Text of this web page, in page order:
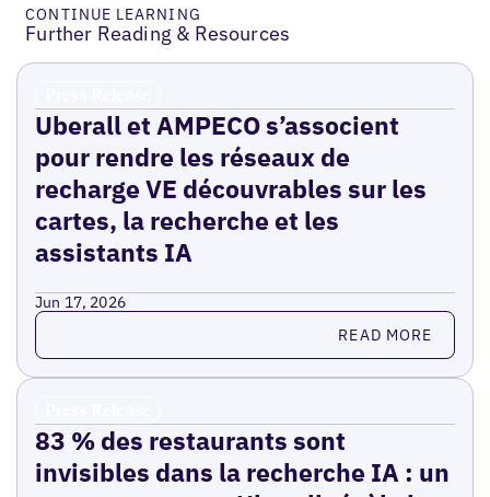
CONTINUE LEARNING
Further Reading & Resources
Uberall et AMPECO s’associent
pour rendre les réseaux de
recharge VE découvrables sur les
cartes, la recherche et les
assistants IA
Jun 17, 2026
Read more READ MORE
83 % des restaurants sont
invisibles dans la recherche IA : un